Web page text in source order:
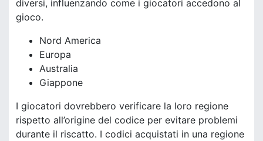
diversi, influenzando come i giocatori accedono al
gioco.
Nord America
Europa
Australia
Giappone
I giocatori dovrebbero verificare la loro regione
rispetto all’origine del codice per evitare problemi
durante il riscatto. I codici acquistati in una regione